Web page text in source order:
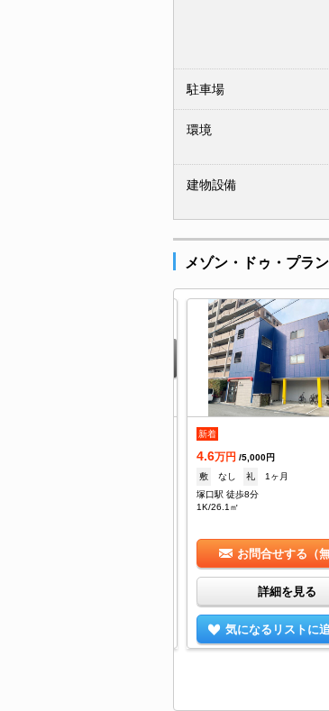
駐車場
環境
建物設備
メゾン・ドゥ・プラ
新着
4.6万円 /5,000円
敷
なし 礼
1ヶ月
塚口駅 徒歩8分
1K/26.1㎡
お問合せする（無
詳細を見る
気になるリストに